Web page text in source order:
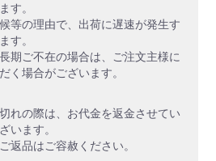
す。
等の理由で、出荷に遅速が発生す
す。
期ご不在の場合は、ご注文主様に
く場合がございます。
れの際は、お代金を返金させてい
います。
返品はご容赦ください。